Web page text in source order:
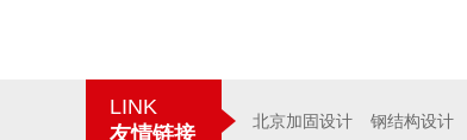
LINK
友情链接
北京加固设计 钢结构设计